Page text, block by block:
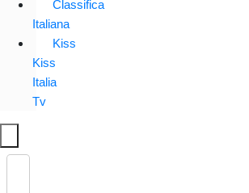
Classifica
Italiana
Kiss
Kiss
Italia
Tv